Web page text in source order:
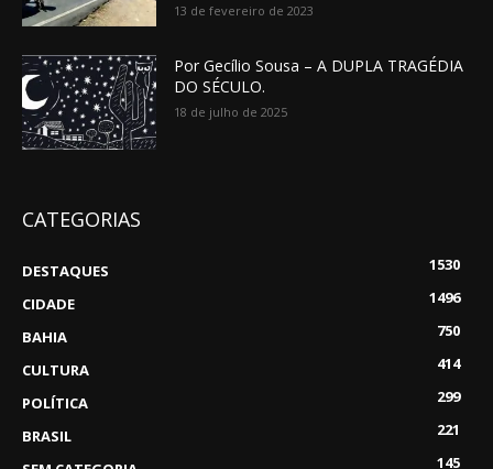
13 de fevereiro de 2023
Por Gecílio Sousa – A DUPLA TRAGÉDIA
DO SÉCULO.
18 de julho de 2025
CATEGORIAS
DESTAQUES
1530
CIDADE
1496
BAHIA
750
CULTURA
414
POLÍTICA
299
BRASIL
221
145